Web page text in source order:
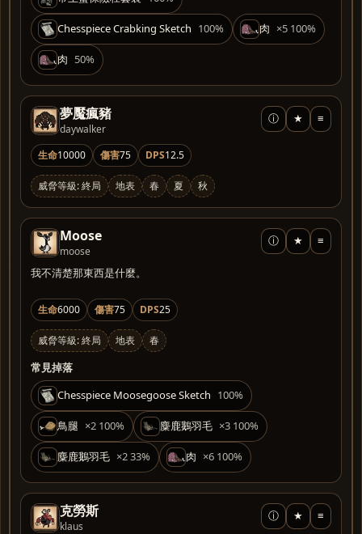
Chesspiece Crabking Sketch 100% 肉 ×5 100%
肉 50%
夢魘瘋豬
daywalker
ⓘ ★ ≡
生命10000 傷害75 DPS12.5
威脅等級: 終局 地表 春 夏 秋
Moose
moose
ⓘ ★ ≡
我不清楚那東西是什麼。
生命6000 傷害75 DPS25
威脅等級: 終局 地表 春
常見掉落
Chesspiece Moosegoose Sketch 100%
鳥腿 ×2 100% 麋鹿鵝羽毛 ×3 100%
麋鹿鵝羽毛 ×2 33% 肉 ×6 100%
克勞斯
klaus
ⓘ ★ ≡